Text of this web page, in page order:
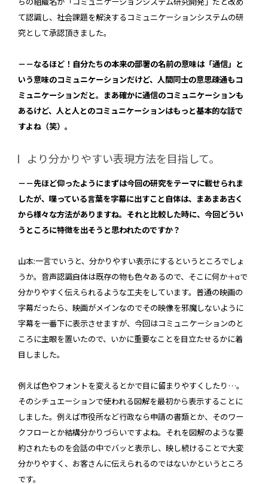
て認識し、社会課題を解決するコミュニケーションシステムの研
究として承認頂きました。
－－なるほど！自分たちの本来の部署の名前の意味は「通信」と
いう意味のコミュニケーションだけど、人間同士の意思疎通もコ
ミュニケーションだと。まあ確かに通信のコミュニケーションも
あるけど、人と人とのコミュニケーションはもっと基本的な話で
すよね（笑）。
より分かりやすい表現方法を目指して。
－－先ほど仰ったようにまずは今回の研究をテーマに載せられま
したが、喋っている言葉を字幕に出すこと自体は、まあまあ古く
から様々な方法がありますね。それと比較した時に、今回どうい
うところに特徴を出そうと思われたのですか？
山本:一言でいうと、分かりやすい表示にするというところでしょ
うか。音声認識自体は既存の物も色々あるので、そこに何か＋αで
分かりやすく伝えられるような工夫をしています。普通の映画の
字幕だったら、映画がメインなのでその映像を邪魔しないように
字幕を一番下に表示させますが、今回はコミュニケーションのと
ころに主眼を置いたので、いかに重要なことを目立たせるかに着
目しました。
例えば色やフォントを変えるとかで目に留まりやすくしたり…。
そのシチュエーションで使われる図解を最初から表示することに
しました。例えば市役所など行政なら申請の書類とか、そのワー
クフローとか結構分かりづらいですよね。それを図解のような要
約されたものを会話の中でバッと表示し、映し続けることで大変
分かりやすく、お客さんに伝えられるのではないかというところ
です。